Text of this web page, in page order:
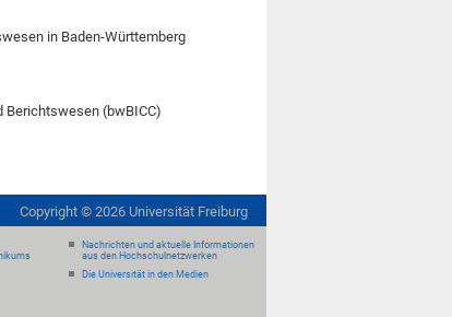
in Baden-Württemberg
Berichtswesen (bwBICC)
Copyright © 2026 Universität Freiburg
Nachrichten und aktuelle Informationen
aus den Hochschulnetzwerken
Die Universität in den Medien